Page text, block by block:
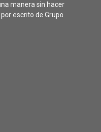
manera sin hacer
escrito de Grupo